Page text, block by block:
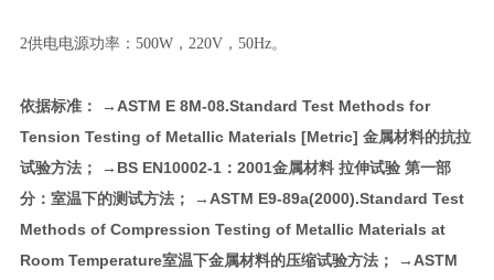
2供电电源功率：500W，220V，50Hz。
依据标准： →ASTM E 8M-08.Standard Test Methods for
Tension Testing of Metallic Materials [Metric] 金属材料的抗拉
试验方法； →BS EN10002-1：2001金属材料 拉伸试验 第一部
分：室温下的测试方法； →ASTM E9-89a(2000).Standard Test
Methods of Compression Testing of Metallic Materials at
Room Temperature室温下金属材料的压缩试验方法； →ASTM